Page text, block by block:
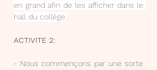
en grand afin de les afficher dans le
hall du collège.
ACTIVITE 2:
- Nous commençons par une sorte